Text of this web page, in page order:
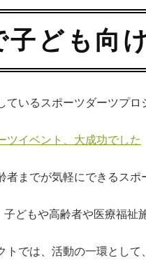
子ども向
いるスポーツダーツプ
ツイベント、大成功でした
までが気軽にできるスポ
どもや高齢者や医療福祉
では、活動の一環とし